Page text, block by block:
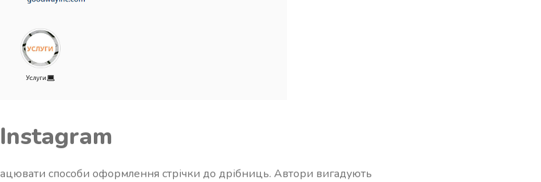
Instagram
способи оформлення стрічки до дрібниць. Автори вигадують